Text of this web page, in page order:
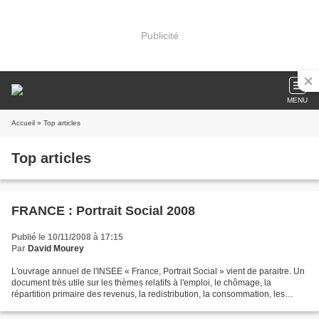
Publicité
MENU
Accueil » Top articles
Top articles
FRANCE : Portrait Social 2008
Publié le 10/11/2008 à 17:15
Par David Mourey
L'ouvrage annuel de l'INSEE « France, Portrait Social » vient de paraitre. Un
document très utile sur les thèmes relatifs à l'emploi, le chômage, la
répartition primaire des revenus, la redistribution, la consommation, les